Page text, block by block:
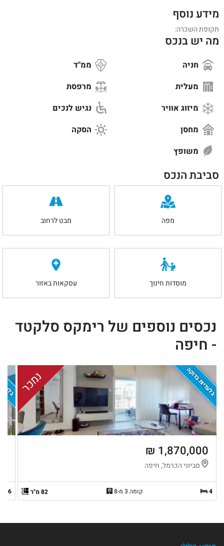
מידע נוסף
תקופת השכרה:
מה יש בנכס
חניה
ממ"ד
מעלית
מרפסת
מיזוג אוויר
נגיש לנכים
מחסן
הסקה
משופץ
סביבת הנכס
מפה מבט לרחוב
מוסדות חינוך עסקאות באזור
נכסים נוספים של רימקס סלקטד
- חיפה
בלעדיות בדוקה נמכר
1,870,000 ₪
סביוני הכרמל, חיפה
4 קומה 3 מ-8 82 מ"ר 6